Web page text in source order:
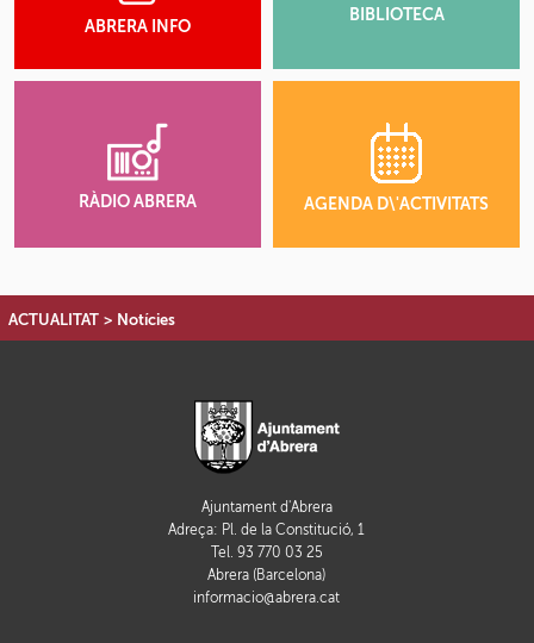
ABRERA INFO
BIBLIOTECA
RÀDIO ABRERA AGENDA D\'ACTIVITATS
ACTUALITAT > Notícies
Ajuntament d'Abrera
Adreça: Pl. de la Constitució, 1
Tel. 93 770 03 25
Abrera (Barcelona)
informacio@abrera.cat